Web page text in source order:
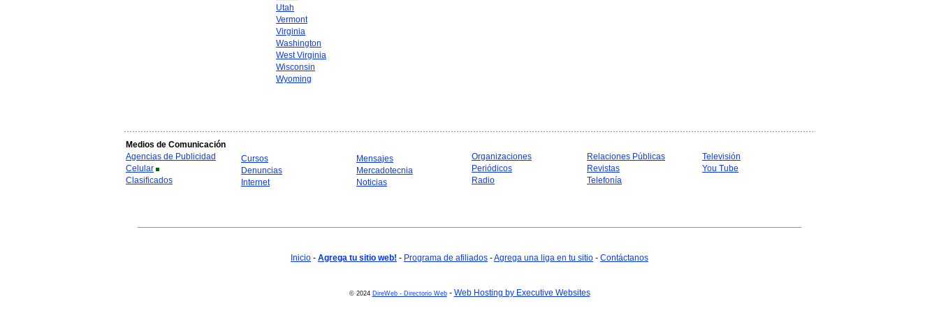
Utah
Vermont
Virginia
Washington
West Virginia
Wisconsin
Wyoming
Medios de Comunicación
Agencias de Publicidad
Celular
Clasificados
Cursos
Denuncias
Internet
Mensajes
Mercadotecnia
Noticias
Organizaciones
Periódicos
Radio
Relaciones Públicas
Revistas
Telefonía
Televisión
You Tube
Inicio - Agrega tu sitio web! - Programa de afiliados -Agrega una liga en tu sitio - Contáctanos
© 2024 DireWeb - Directorio Web- Web Hosting by Executive Websites